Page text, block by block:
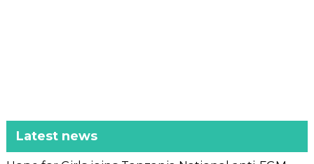
Latest news